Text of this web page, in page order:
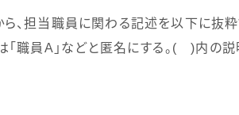
、担当職員に関わる記述を以下に抜
「職員 A 」などと匿名にする。 ( )内の説